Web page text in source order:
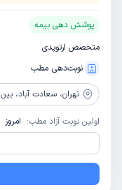
پوشش دهی بیمه
متخصص ارتوپدی
نوبت‌دهی مطب
تهران، سعادت آباد، بین چهارراه
اولین نوبت آزاد مطب: امروز